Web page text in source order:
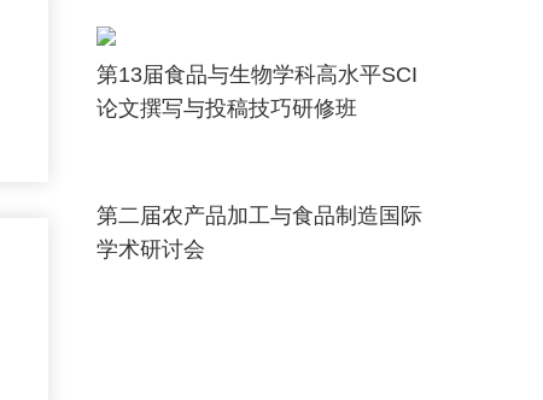
第13届食品与生物学科高水平SCI
论文撰写与投稿技巧研修班
第二届农产品加工与食品制造国际
学术研讨会